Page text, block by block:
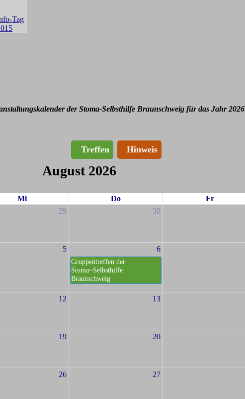
der Stoma-Selbsthilfe Braunschweig für das Jahr 2026
Treffen Hinweis
August 2026
Mi Do Fr
29 30
5 6
Gruppentreffen der
Stoma~Selbsthilfe
Braunschweig
12 13
19 20
26 27